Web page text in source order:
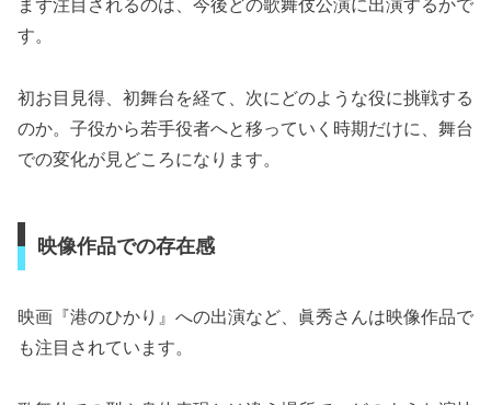
まず注目されるのは、今後どの歌舞伎公演に出演するかで
す。
初お目見得、初舞台を経て、次にどのような役に挑戦する
のか。子役から若手役者へと移っていく時期だけに、舞台
での変化が見どころになります。
映像作品での存在感
映画『港のひかり』への出演など、眞秀さんは映像作品で
も注目されています。